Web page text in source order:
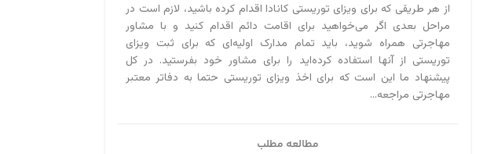
از هر طریقی که برای ویزای توریستی کانادا اقدام کرده باشید، لازم است در
مراحل بعدی اگر می‌خواهید برای اقامت دائم اقدام کنید و با مشاور
مهاجرتی همراه شوید، باید تمام مدارک اولیه‌ای که برای ثبت ویزای
توریستی از آنها استفاده کرده‌اید را برای مشاور خود بفرستید. در کل
پیشنهاد ما این است که برای اخذ ویزای توریستی حتما به دفاتر معتبر
مهاجرتی مراجعه...
مطالعه مطلب